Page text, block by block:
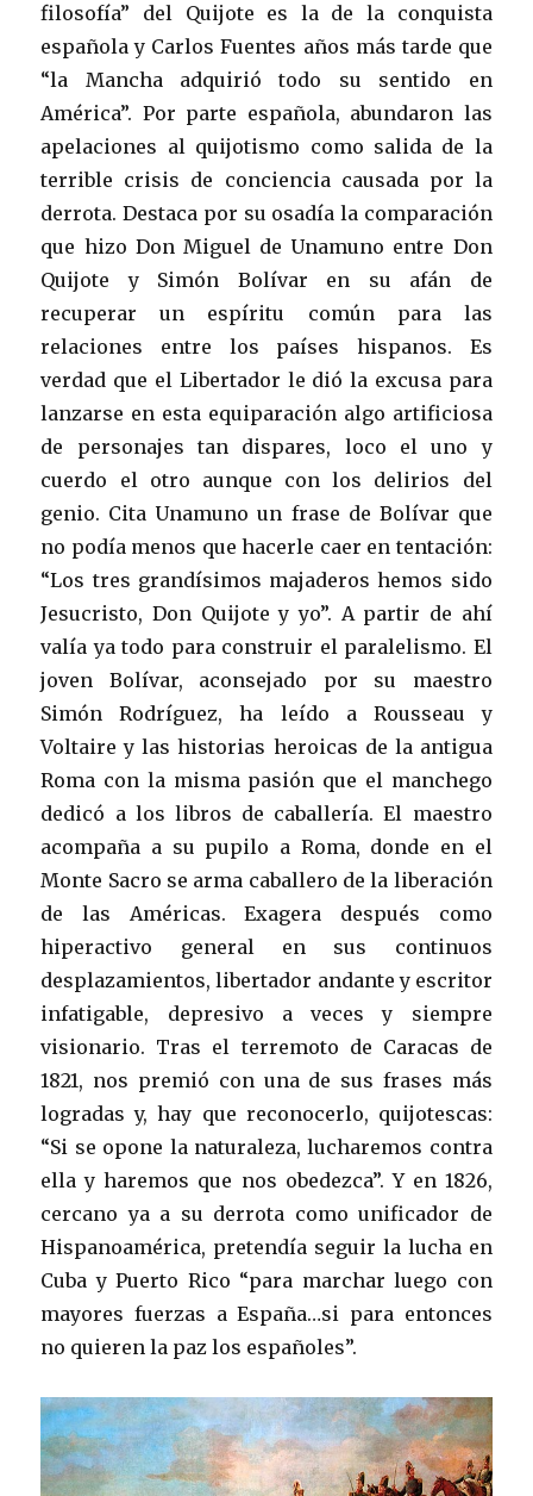
filosofía” del Quijote es la de la conquista
española y Carlos Fuentes años más tarde que
“la Mancha adquirió todo su sentido en
América”. Por parte española, abundaron las
apelaciones al quijotismo como salida de la
terrible crisis de conciencia causada por la
derrota. Destaca por su osadía la comparación
que hizo Don Miguel de Unamuno entre Don
Quijote y Simón Bolívar en su afán de
recuperar un espíritu común para las
relaciones entre los países hispanos. Es
verdad que el Libertador le dió la excusa para
lanzarse en esta equiparación algo artificiosa
de personajes tan dispares, loco el uno y
cuerdo el otro aunque con los delirios del
genio. Cita Unamuno un frase de Bolívar que
no podía menos que hacerle caer en tentación:
“Los tres grandísimos majaderos hemos sido
Jesucristo, Don Quijote y yo”. A partir de ahí
valía ya todo para construir el paralelismo. El
joven Bolívar, aconsejado por su maestro
Simón Rodríguez, ha leído a Rousseau y
Voltaire y las historias heroicas de la antigua
Roma con la misma pasión que el manchego
dedicó a los libros de caballería. El maestro
acompaña a su pupilo a Roma, donde en el
Monte Sacro se arma caballero de la liberación
de las Américas. Exagera después como
hiperactivo general en sus continuos
desplazamientos, libertador andante y escritor
infatigable, depresivo a veces y siempre
visionario. Tras el terremoto de Caracas de
1821, nos premió con una de sus frases más
logradas y, hay que reconocerlo, quijotescas:
“Si se opone la naturaleza, lucharemos contra
ella y haremos que nos obedezca”. Y en 1826,
cercano ya a su derrota como unificador de
Hispanoamérica, pretendía seguir la lucha en
Cuba y Puerto Rico “para marchar luego con
mayores fuerzas a España…si para entonces
no quieren la paz los españoles”.